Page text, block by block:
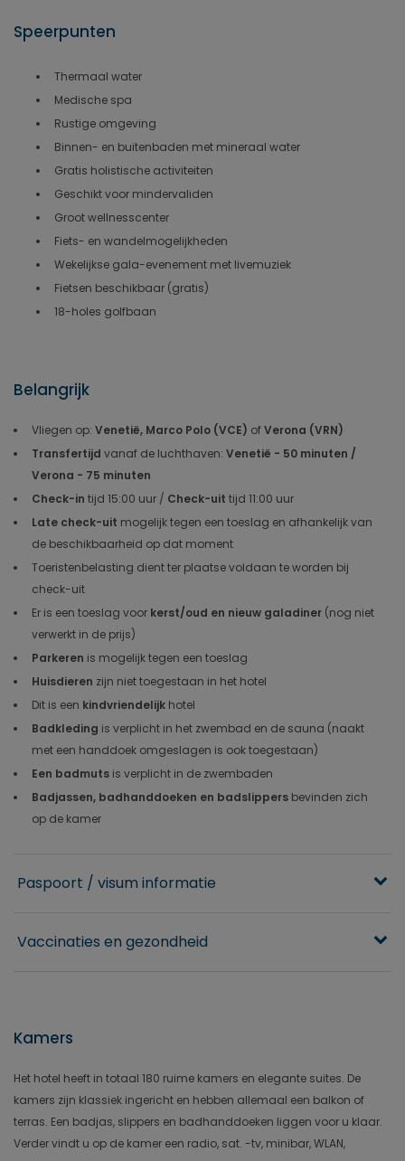
Speerpunten
Thermaal water
Medische spa
Rustige omgeving
Binnen- en buitenbaden met mineraal water
Gratis holistische activiteiten
Geschikt voor mindervaliden
Groot wellnesscenter
Fiets- en wandelmogelijkheden
Wekelijkse gala-evenement met livemuziek
Fietsen beschikbaar (gratis)
18-holes golfbaan
Belangrijk
Vliegen op: Venetië, Marco Polo (VCE) ofVerona (VRN)
Transfertijd vanaf de luchthaven: Venetië - 50 minuten /
Verona - 75 minuten
Check-in tijd 15:00 uur / Check-uit tijd 11:00 uur
Late check-uit mogelijk tegen een toeslag en afhankelijk van
de beschikbaarheid op dat moment
Toeristenbelasting dient ter plaatse voldaan te worden bij
check-uit
Er is een toeslag voor kerst/oud en nieuw galadiner (nog niet
verwerkt in de prijs)
Parkeren is mogelijk tegen een toeslag
Huisdieren zijn niet toegestaan in het hotel
Dit is een kindvriendelijk hotel
Badkleding is verplicht in het zwembad en de sauna (naakt
met een handdoek omgeslagen is ook toegestaan)
Een badmuts is verplicht in de zwembaden
Badjassen, badhanddoeken en badslippers bevinden zich
op de kamer
Paspoort / visum informatie
Vaccinaties en gezondheid
Kamers
Het hotel heeft in totaal 180 ruime kamers en elegante suites. De
kamers zijn klassiek ingericht en hebben allemaal een balkon of
terras. Een badjas, slippers en badhanddoeken liggen voor u klaar.
Verder vindt u op de kamer een radio, sat. -tv, minibar, WLAN,